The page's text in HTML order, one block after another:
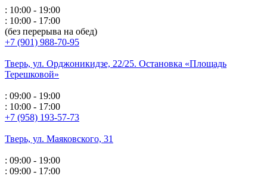
: 10:00 - 19:00
: 10:00 - 17:00
(без перерыва на обед)
+7 (901) 988-70-95
Тверь, ул. Орджоникидзе, 22/25. Остановка «Площадь
Терешковой»
: 09:00 - 19:00
: 10:00 - 17:00
+7 (958) 193-57-73
Тверь, ул. Маяковского, 31
: 09:00 - 19:00
: 09:00 - 17:00